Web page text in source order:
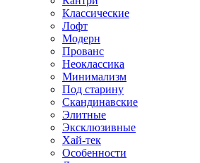
Классические
Лофт
Модерн
Прованс
Неоклассика
Минимализм
Под старину
Скандинавские
Элитные
Эксклюзивные
Хай-тек
Особенности